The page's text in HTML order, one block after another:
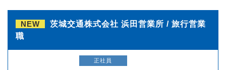
NEW
茨城交通株式会社 浜田営業所 / 旅行営業
職
正社員